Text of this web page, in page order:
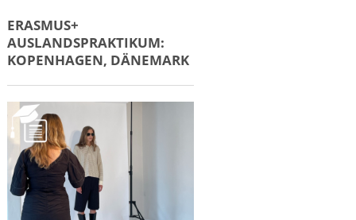
ERASMUS+
AUSLANDSPRAKTIKUM:
KOPENHAGEN, DÄNEMARK